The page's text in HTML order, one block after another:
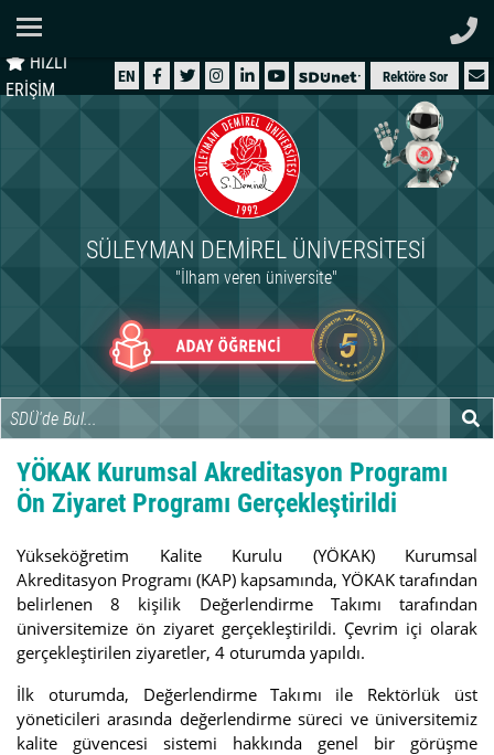
HIZLI
ERİŞİM
EN Rektöre Sor
SÜLEYMAN DEMIREL ÜNIVERSITESI
"İlham veren üniversite"
ÜNİVERSİTEMİZ
İDARİ
ARAŞTIRMA
INTERNATIONAL
YÖKAK Kurumsal Akreditasyon Programı
Ön Ziyaret Programı Gerçekleştirildi
Yükseköğretim Kalite Kurulu (YÖKAK) Kurumsal
Akreditasyon Programı (KAP) kapsamında, YÖKAK tarafından
belirlenen 8 kişilik Değerlendirme Takımı tarafından
üniversitemize ön ziyaret gerçekleştirildi. Çevrim içi olarak
gerçekleştirilen ziyaretler, 4 oturumda yapıldı.
İlk oturumda, Değerlendirme Takımı ile Rektörlük üst
yöneticileri arasında değerlendirme süreci ve üniversitemiz
kalite güvencesi sistemi hakkında genel bir görüşme